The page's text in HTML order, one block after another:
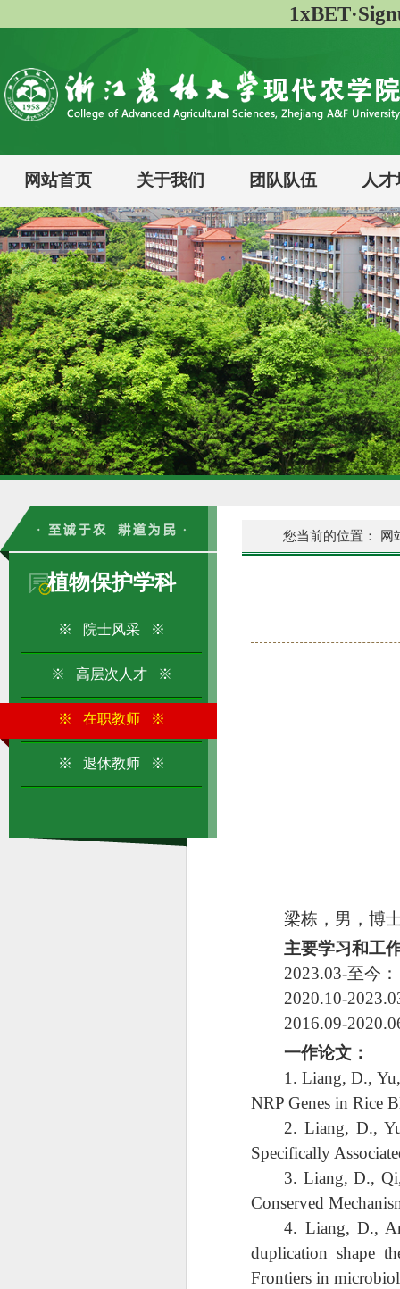
网站首页 关于我们 团队队伍 人
植物保护学科
※ 院士风采 ※
※ 高层次人才 ※
※ 在职教师 ※
※ 退休教师 ※
您当前的位置： 网
梁栋，男，博
主要学习和工
2023.03-至今：
2020.10-
2016.09-
一作论文：
1. Liang, D.,
NRP Genes in Rice
2. Liang, D.,
Specifically
3. Liang, D.,
Conserved
4. Liang, D.,
duplication shape
Frontiers in